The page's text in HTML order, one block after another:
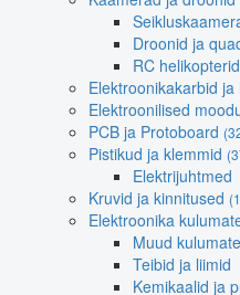
Droonid ja
RC
Elektroonikakarbid
Elektroonilised
PCB ja Protoboard
Pistikud ja klemmid
Elektrijuhtmed
Kruvid ja kinnitused
Elektroonika
Muud
Teibid ja liimid
Kemikaalid ja